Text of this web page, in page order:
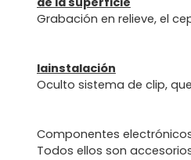
Grabación en relieve, el
lainstalación
Oculto sistema de clip,
Componentes
Todos ellos son